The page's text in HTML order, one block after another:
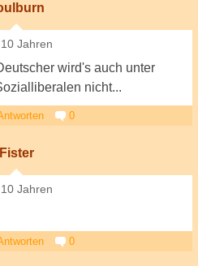
Jahren
wird's auch unter
nicht...
0
Fister
Jahren
0